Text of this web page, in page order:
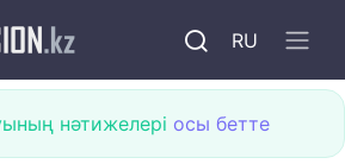
RU
нәтижелері осы бетте